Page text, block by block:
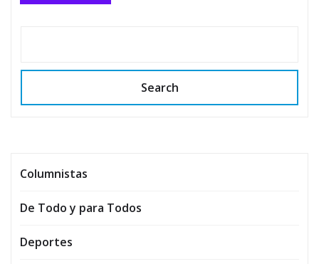
Search
Columnistas
De Todo y para Todos
Deportes